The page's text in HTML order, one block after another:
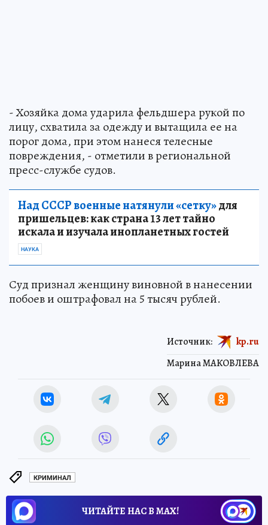
- Хозяйка дома ударила фельдшера рукой по
лицу, схватила за одежду и вытащила ее на
порог дома, при этом нанеся телесные
повреждения, - отметили в региональной
пресс-службе судов.
Над СССР военные натянули «сетку»для
пришельцев: как страна 13 лет тайно
искала и изучала инопланетных гостей
НАУКА
Суд признал женщину виновной в нанесении
побоев и оштрафовал на 5 тысяч рублей.
Марина МАКОВЛЕВА
Источник: kp.ru
КРИМИНАЛ
ЧИТАЙТЕ НАС В МАХ!